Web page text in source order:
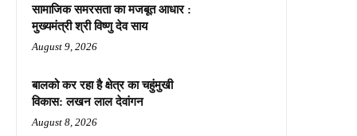
सामाजिक समरसता का मजबूत आधार :
मुख्यमंत्री श्री विष्णु देव साय
August 9, 2026
बालको कर रहा है क्षेत्र का चहुंमुखी
विकास: लखन लाल देवांगन
August 8, 2026